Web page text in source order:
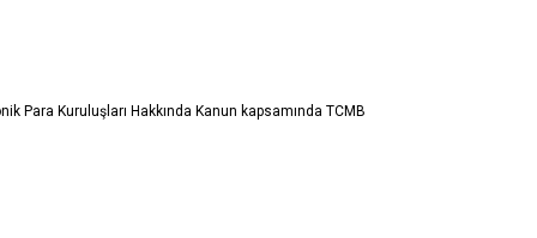
Para Kuruluşları Hakkında Kanun kapsamında TCMB